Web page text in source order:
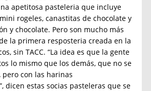
apetitosa pasteleria que incluye
rogeles, canastitas de chocolate y
y chocolate. Pero son mucho más
la primera resposteria creada en la
sin TACC. “La idea es que la gente
lo mismo que los demás, que no se
con las harinas
dicen estas socias pasteleras que se